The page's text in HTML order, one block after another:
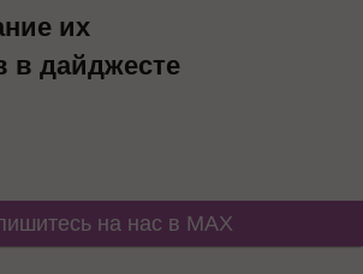
их
в дайджесте
на нас в MAX